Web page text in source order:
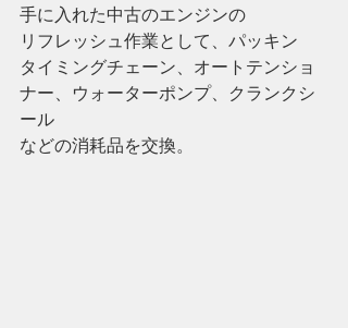
手に入れた中古のエンジンの
リフレッシュ作業として、パッキン
タイミングチェーン、オートテンショ
ナー、ウォーターポンプ、クランクシ
ール
などの消耗品を交換。